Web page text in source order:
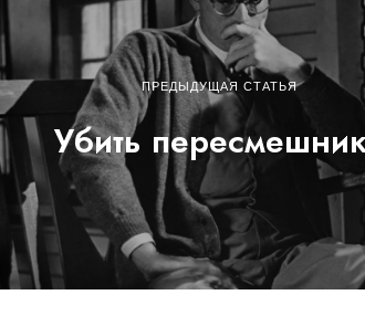
ПРЕДЫДУЩАЯ СТАТЬЯ
Убить